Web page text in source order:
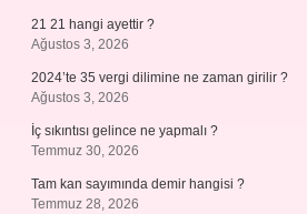
21 21 hangi ayettir ?
Ağustos 3, 2026
2024’te 35 vergi dilimine ne zaman girilir ?
Ağustos 3, 2026
İç sıkıntısı gelince ne yapmalı ?
Temmuz 30, 2026
Tam kan sayımında demir hangisi ?
Temmuz 28, 2026